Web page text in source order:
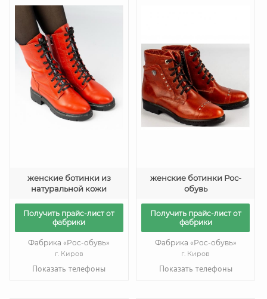
женские ботинки из
натуральной кожи
Получить прайс-лист от
фабрики
Фабрика «Рос-обувь»
г. Киров
Показать телефоны
женские ботинки Рос-
обувь
Получить прайс-лист от
фабрики
Фабрика «Рос-обувь»
г. Киров
Показать телефоны